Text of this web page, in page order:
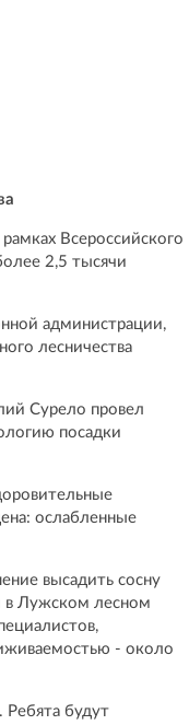
Всероссийского
2,5 тысячи
администрации,
лесничества
Сурело провел
посадки
ослабленные
высадить сосну
в Лужском лесном
- около
будут